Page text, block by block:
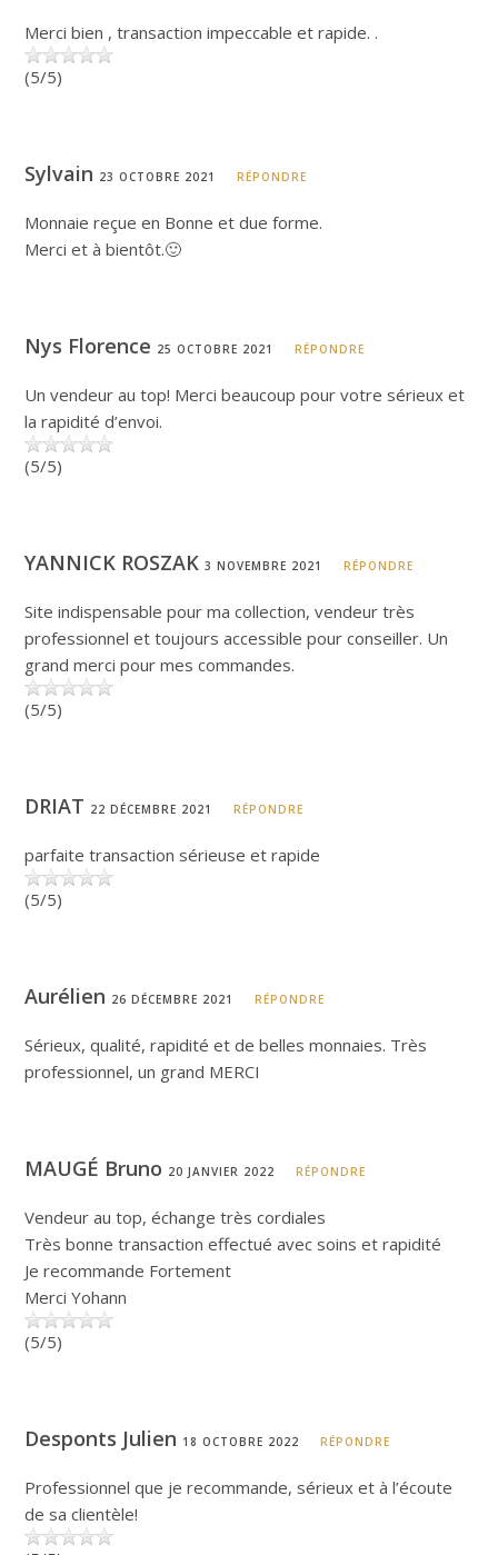
Merci bien , transaction impeccable et rapide. .
(5/5)
Sylvain 23 OCTOBRE 2021 RÉPONDRE
Monnaie reçue en Bonne et due forme.
Merci et à bientôt.🙂
Nys Florence 25 OCTOBRE 2021 RÉPONDRE
Un vendeur au top! Merci beaucoup pour votre sérieux et
la rapidité d’envoi.
(5/5)
YANNICK ROSZAK3 NOVEMBRE 2021 RÉPONDRE
Site indispensable pour ma collection, vendeur très
professionnel et toujours accessible pour conseiller. Un
grand merci pour mes commandes.
(5/5)
DRIAT 22 DÉCEMBRE 2021 RÉPONDRE
parfaite transaction sérieuse et rapide
(5/5)
Aurélien 26 DÉCEMBRE 2021 RÉPONDRE
Sérieux, qualité, rapidité et de belles monnaies. Très
professionnel, un grand MERCI
MAUGÉ Bruno 20 JANVIER 2022 RÉPONDRE
Vendeur au top, échange très cordiales
Très bonne transaction effectué avec soins et rapidité
Je recommande Fortement
Merci Yohann
(5/5)
Desponts Julien 18 OCTOBRE 2022 RÉPONDRE
Professionnel que je recommande, sérieux et à l’écoute
de sa clientèle!